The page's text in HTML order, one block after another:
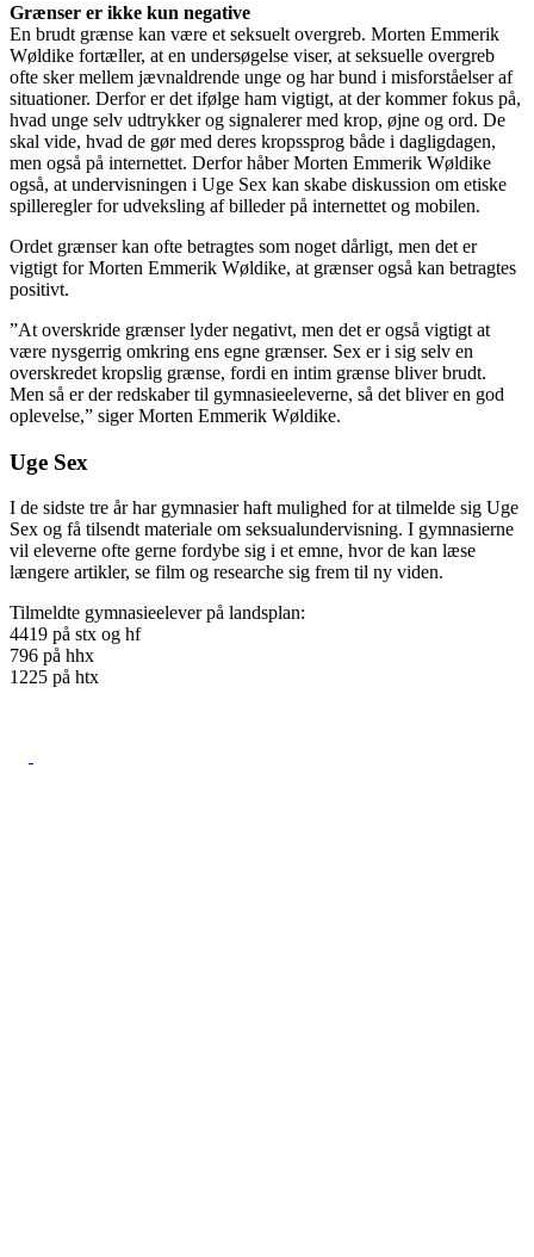
Grænser er ikke kun negative
En brudt grænse kan være et seksuelt overgreb. Morten Emmerik
Wøldike fortæller, at en undersøgelse viser, at seksuelle overgreb
ofte sker mellem jævnaldrende unge og har bund i misforståelser af
situationer. Derfor er det ifølge ham vigtigt, at der kommer fokus på,
hvad unge selv udtrykker og signalerer med krop, øjne og ord. De
skal vide, hvad de gør med deres kropssprog både i dagligdagen,
men også på internettet. Derfor håber Morten Emmerik Wøldike
også, at undervisningen i Uge Sex kan skabe diskussion om etiske
spilleregler for udveksling af billeder på internettet og mobilen.
Ordet grænser kan ofte betragtes som noget dårligt, men det er
vigtigt for Morten Emmerik Wøldike, at grænser også kan betragtes
positivt.
”At overskride grænser lyder negativt, men det er også vigtigt at
være nysgerrig omkring ens egne grænser. Sex er i sig selv en
overskredet kropslig grænse, fordi en intim grænse bliver brudt.
Men så er der redskaber til gymnasieeleverne, så det bliver en god
oplevelse,” siger Morten Emmerik Wøldike.
Uge Sex
I de sidste tre år har gymnasier haft mulighed for at tilmelde sig Uge
Sex og få tilsendt materiale om seksualundervisning. I gymnasierne
vil eleverne ofte gerne fordybe sig i et emne, hvor de kan læse
længere artikler, se film og researche sig frem til ny viden.
Tilmeldte gymnasieelever på landsplan:
4419 på stx og hf
796 på hhx
1225 på htx